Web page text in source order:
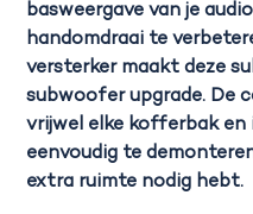
basweergave van je
handomdraai te
versterker maakt deze
subwoofer upgrade. De
vrijwel elke kofferbak en
eenvoudig te
extra ruimte nodig hebt.